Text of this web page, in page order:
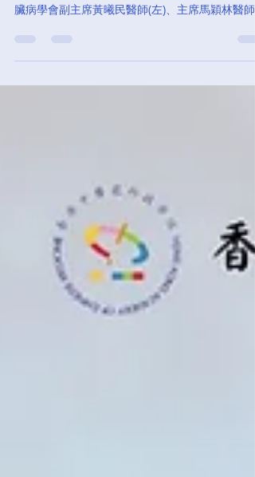
香港中醫心臟病學會主席馬穎林醫師為大眾講解中
(右) 在會議後為大眾解答心臟相關問題 2025 健康